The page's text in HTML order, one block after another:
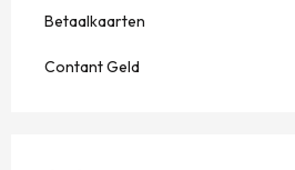
Betaalkaarten
Contant Geld